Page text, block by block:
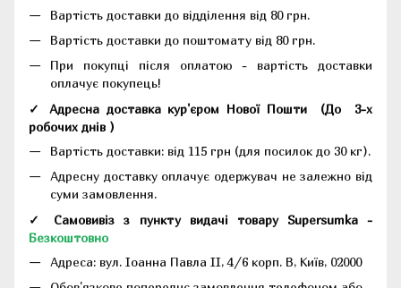
Вартість доставки до відділення від 80 грн.
Вартість доставки до поштомату від 80 грн.
При покупці після оплатою - вартість доставки
оплачує покупець!
✓ Адресна доставка кур'єром Нової Пошти (До 3-х
робочих днів )
Вартість доставки: від 115 грн (для посилок до 30 кг).
Адресну доставку оплачує одержувач не залежно від
суми замовлення.
✓ Самовивіз з пункту видачі товару Supersumka -
Безкоштовно
Адреса: вул. Іоанна Павла II, 4/6 корп. В, Київ, 02000